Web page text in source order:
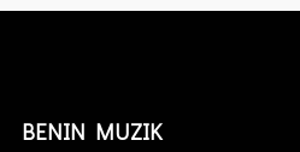
BENIN MUZIK